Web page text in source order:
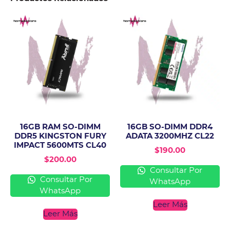
16GB RAM SO-DIMM
DDR5 KINGSTON FURY
IMPACT 5600MTS CL40
$200.00
Consultar Por
WhatsApp
Leer Más
16GB SO-DIMM DDR4
ADATA 3200MHZ CL22
$190.00
Consultar Por
WhatsApp
Leer Más